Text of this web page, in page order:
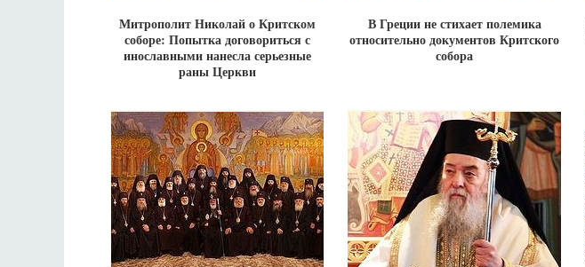
Митрополит Николай о Критском
соборе: Попытка договориться с
инославными нанесла серьезные
раны Церкви
В Греции не стихает полемика
относительно документов Критского
собора